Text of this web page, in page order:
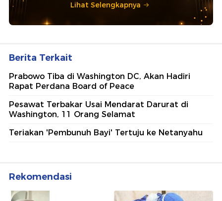
Lihat Selengkapnya
Berita Terkait
Prabowo Tiba di Washington DC, Akan Hadiri
Rapat Perdana Board of Peace
Pesawat Terbakar Usai Mendarat Darurat di
Washington, 11 Orang Selamat
Teriakan 'Pembunuh Bayi' Tertuju ke Netanyahu
Rekomendasi